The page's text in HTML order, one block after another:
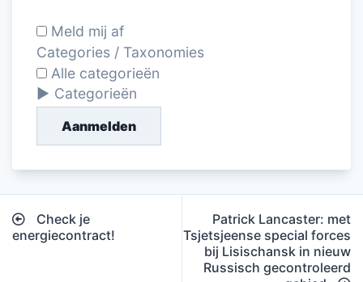
Meld mij af
Categories / Taxonomies
Alle categorieën
Categorieën
Aanmelden
Bericht
navigatie
Check je
energiecontract!
Patrick Lancaster: met
Tsjetsjeense special forces
bij Lisischansk in nieuw
Russisch gecontroleerd